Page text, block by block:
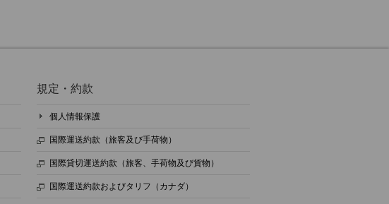
規定・約款
個人情報保護
国際運送約款（旅客及び手荷物）
国際貸切運送約款（旅客、手荷物及び貨物）
国際運送約款およびタリフ（カナダ）